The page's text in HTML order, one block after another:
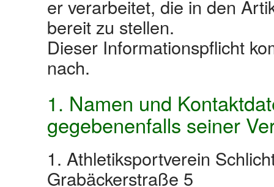
er verarbeitet, die in den
bereit zu stellen.
Dieser Informationspflicht
nach.
1. Namen und
gegebenenfalls seiner
1. Athletiksportverein
Grabäckerstraße 5